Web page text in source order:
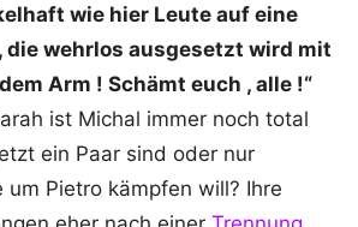
wie hier Leute auf eine
die wehrlos ausgesetzt wird mit
Arm ! Schämt euch , alle !“
ist Michal immer noch total
ein Paar sind oder nur
um Pietro kämpfen will? Ihre